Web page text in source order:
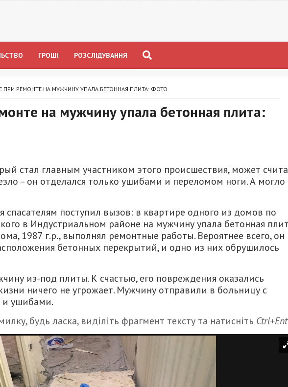
ГРОШІ РОЗСЛІДУВАННЯ
ПРИ РЕМОНТЕ НА МУЖЧИНУ УПАЛА БЕТОННАЯ ПЛИТА: ФОТО
на мужчину упала бетонная плита:
стал главным участником этого происшествия, может
– он отделался только ушибами и переломом ноги. А могло
спасателям поступил вызов: в квартире одного из домов по
в Индустриальном районе на мужчину упала бетонная
1987 г.р., выполнял ремонтные работы. Вероятнее всего, он
бетонных перекрытий, и одно из них обрушилось
из-под плиты. К счастью, его повреждения оказались
ничего не угрожает. Мужчину отправили в больницу с
и ушибами.
будь ласка, виділіть фрагмент тексту та натисніть